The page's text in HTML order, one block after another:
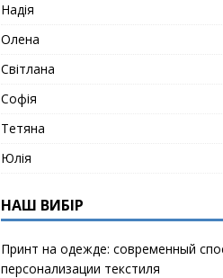
Надія
Олена
Світлана
Софія
Тетяна
Юлія
НАШ ВИБІР
Принт на одежде: современный
персонализации текстиля